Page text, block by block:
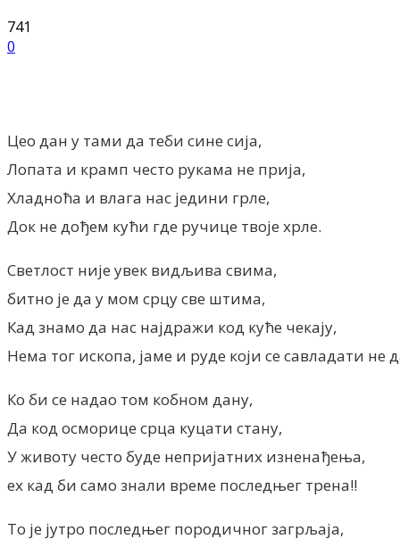
741
0
Цео дан у тами да теби сине сија,
Лопата и крамп често рукама не прија,
Хладноћа и влага нас једини грле,
Док не дођем кући где ручице твоје хрле.
Светлост није увек видљива свима,
битно је да у мом срцу све штима,
Кад знамо да нас најдражи код куће чекају,
Нема тог ископа, јаме и руде који се савладати не
Ко би се надао том кобном дану,
Да код осморице срца куцати стану,
У животу често буде непријатних изненађења,
ех кад би само знали време последњег трена!!
То је јутро последњег породичног загрљаја,